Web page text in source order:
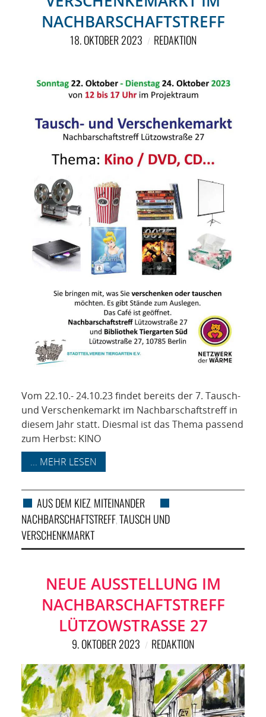
NACHBARSCHAFTSTREFF
18. OKTOBER 2023 REDAKTION
Vom 22.10.- 24.10.23 findet bereits der 7. Tausch-
und Verschenkemarkt im Nachbarschaftstreff in
diesem Jahr statt. Diesmal ist das Thema passend
zum Herbst: KINO
... MEHR LESEN
AUS DEM KIEZ, MITEINANDER
NACHBARSCHAFTSTREFF,TAUSCH UND
VERSCHENKMARKT
NEUE AUSSTELLUNG IM
NACHBARSCHAFTSTREFF
LÜTZOWSTRASSE 27
9. OKTOBER 2023 REDAKTION